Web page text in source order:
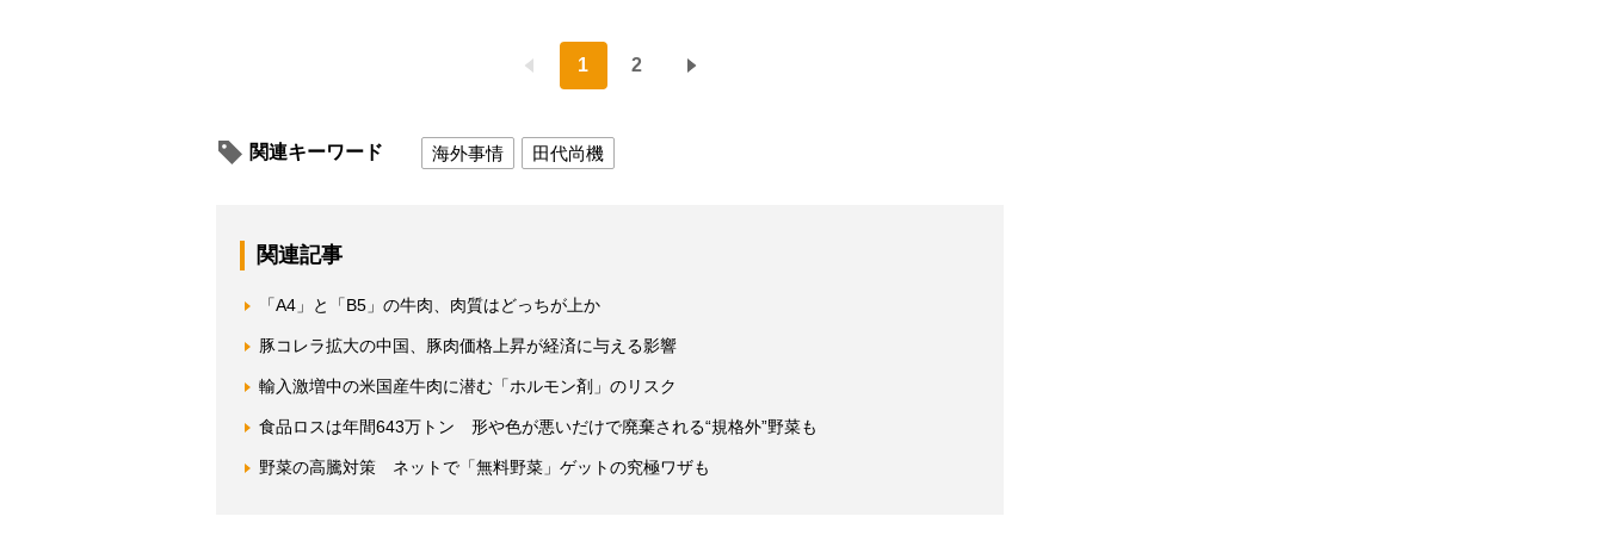
1 2
関連キーワード 海外事情 田代尚機
関連記事
「A4」と「B5」の牛肉、肉質はどっちが上か
豚コレラ拡大の中国、豚肉価格上昇が経済に与える影響
輸入激増中の米国産牛肉に潜む「ホルモン剤」のリスク
食品ロスは年間643万トン 形や色が悪いだけで廃棄される“規格外”野菜も
野菜の高騰対策 ネットで「無料野菜」ゲットの究極ワザも